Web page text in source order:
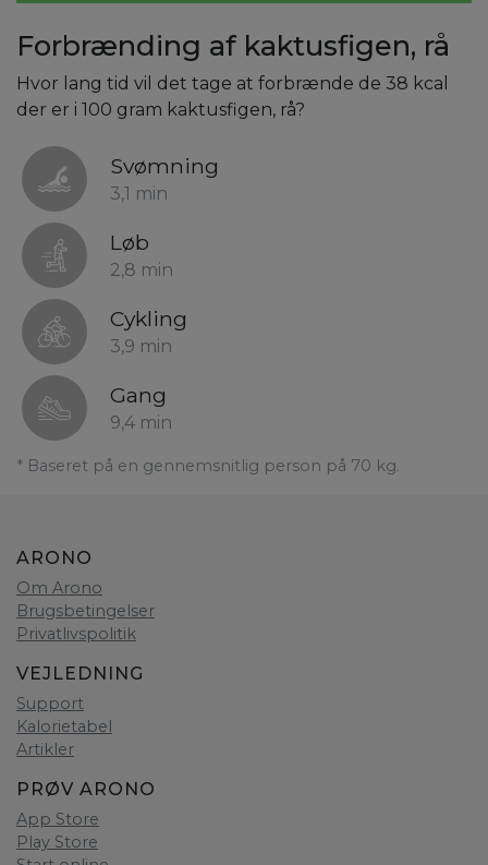
Forbrænding af kaktusfigen, rå
Hvor lang tid vil det tage at forbrænde de 38 kcal
der er i 100 gram kaktusfigen, rå?
Svømning
3,1 min
Løb
2,8 min
Cykling
3,9 min
Gang
9,4 min
* Baseret på en gennemsnitlig person på 70 kg.
ARONO
Om Arono
Brugsbetingelser
Privatlivspolitik
VEJLEDNING
Support
Kalorietabel
Artikler
PRØV ARONO
App Store
Play Store